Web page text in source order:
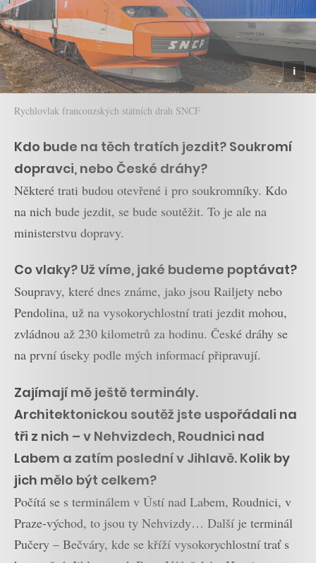
Rychlovlak francouzských státních drah SNCF
Kdo bude na těch tratích jezdit? Soukromí
dopravci, nebo České dráhy?
Některé trati budou otevřené i pro soukromníky. Kdo
na nich bude jezdit, se bude soutěžit. To je ale na
ministerstvu dopravy.
Co vlaky? Už víme, jaké budeme poptávat?
Soupravy, které dnes známe, jako jsou Railjety nebo
Pendolina, už na vysokorychlostní trati jezdit mohou,
zvládnou až 230 kilometrů za hodinu. České dráhy se
na první úseky podle mých informací připravují.
Zajímají mě ještě terminály.
Architektonickou soutěž jste uspořádali na
tři z nich – v Nehvizdech, Roudnici nad
Labem a zatím poslední v Jihlavě. Kolik by
jich mělo být celkem?
Počítá se s terminálem v Ústí nad Labem, Roudnici, v
Praze-východ, to jsou ty Nehvizdy… Další je terminál
Pučery – Bečváry, kde se kříží vysokorychlostní trať s